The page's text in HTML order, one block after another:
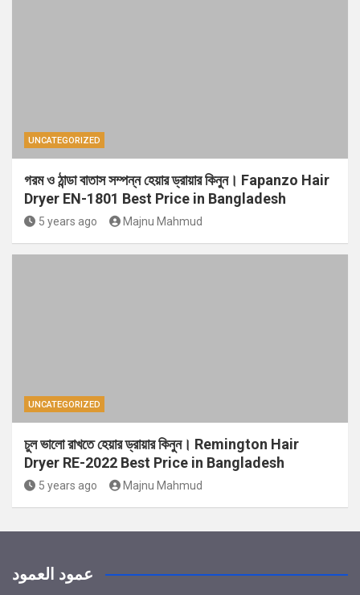
UNCATEGORIZED
গরম ও ঠান্ডা বাতাস সম্পন্ন হেয়ার ড্রায়ার কিনুন। Fapanzo Hair
Dryer EN-1801 Best Price in Bangladesh
5 years ago Majnu Mahmud
UNCATEGORIZED
চুল ভালো রাখতে হেয়ার ড্রায়ার কিনুন। Remington Hair
Dryer RE-2022 Best Price in Bangladesh
5 years ago Majnu Mahmud
عمود العمود